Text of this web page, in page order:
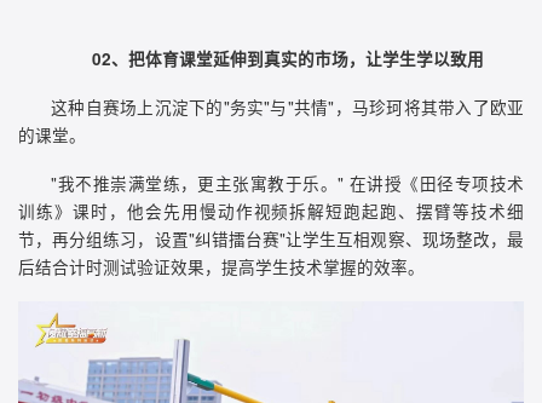
02、把体育课堂延伸到真实的市场，让学生学以致用
这种自赛场上沉淀下的"务实"与"共情"，马珍珂将其带入了欧亚
的课堂。
"我不推崇满堂练，更主张寓教于乐。" 在讲授《田径专项技术
训练》课时，他会先用慢动作视频拆解短跑起跑、摆臂等技术细
节，再分组练习，设置"纠错擂台赛"让学生互相观察、现场整改，最
后结合计时测试验证效果，提高学生技术掌握的效率。